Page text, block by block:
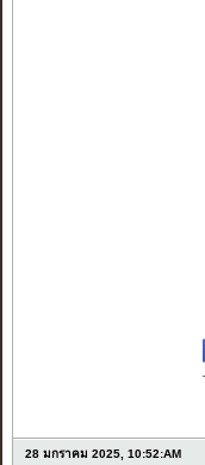
28 มกราคม 2025, 10:52:AM